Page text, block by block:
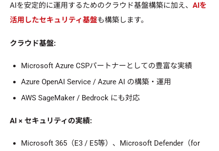
AIを安定的に運用するためのクラウド基盤構築に加え、 AIを
活用したセキュリティ基盤も構築します。
クラウド基盤:
Microsoft Azure CSPパートナーとしての豊富な実績
Azure OpenAI Service / Azure AI の構築・運用
AWS SageMaker / Bedrock にも対応
AI × セキュリティの実績:
Microsoft 365（E3 / E5等）、Microsoft Defender（for